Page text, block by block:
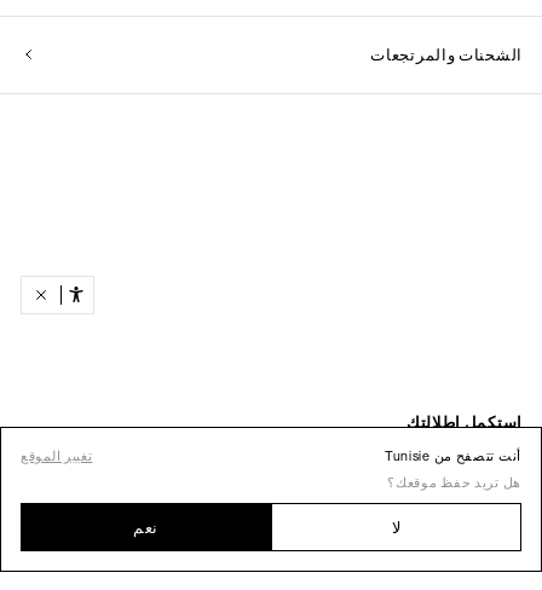
أنت تتصفح من Tunisie
تغيير الموقع
هل تريد حفظ موقعك؟
لا نعم